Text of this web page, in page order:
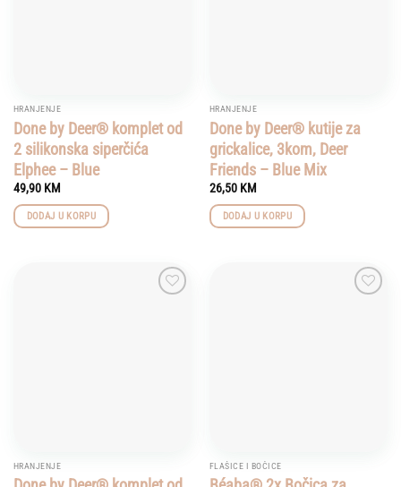
HRANJENJE
Done by Deer® komplet od
2 silikonska siperčića
Elphee – Blue
49,90 KM
DODAJ U KORPU
HRANJENJE
Done by Deer® kutije za
grickalice, 3kom, Deer
Friends – Blue Mix
26,50 KM
DODAJ U KORPU
HRANJENJE FLAŠICE I BOČICE